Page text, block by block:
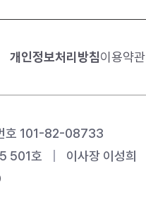
개인정보처리방침이용약관
호 101-82-08733
501호
이사장 이성희